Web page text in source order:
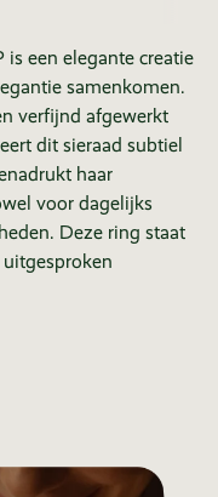
een elegante creatie
samenkomen.
verfijnd afgewerkt
dit sieraad subtiel
haar
voor dagelijks
Deze ring staat